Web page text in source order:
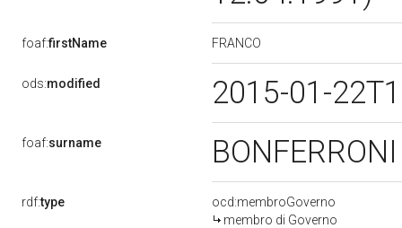
foaf:firstName FRANCO
ods:modified 2015-01-
foaf:surname
rdf:type
ocd:membroGoverno
membro di Governo